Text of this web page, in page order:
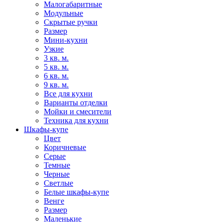
Малогабаритные
Модульные
Скрытые ручки
Размер
Мини-кухни
Узкие
3 кв. м.
5 кв. м.
6 кв. м.
9 кв. м.
Все для кухни
Варианты отделки
Мойки и смесители
Техника для кухни
Шкафы-купе
Цвет
Коричневые
Серые
Темные
Черные
Светлые
Белые шкафы-купе
Венге
Размер
Маленькие